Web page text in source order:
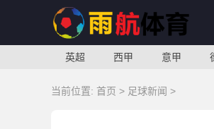
英超 西甲 意甲
当前位置: 首页 > 足球新闻 >